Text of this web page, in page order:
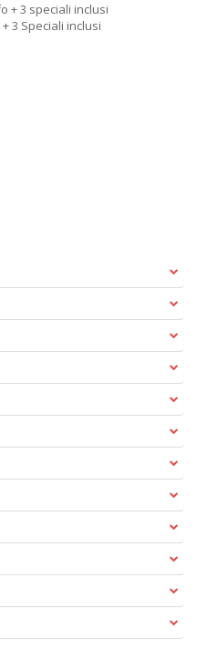
+ 3 speciali inclusi
3 Speciali inclusi